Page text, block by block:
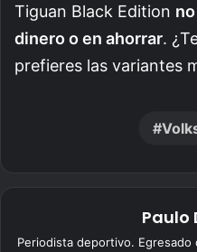
Tiguan Black Edition
dinero o en ahorrar.
prefieres las variantes
Paulo
Periodista deportivo. Egresado